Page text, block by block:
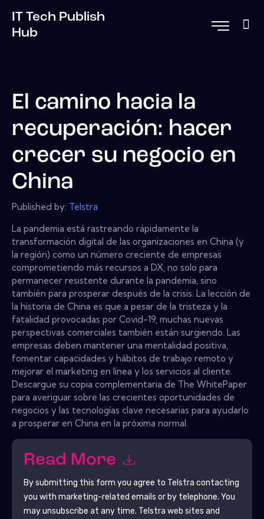
IT Tech Publish
Hub
El camino hacia la
recuperación: hacer
crecer su negocio en
China
Published by: Telstra
La pandemia está rastreando rápidamente la
transformación digital de las organizaciones en China (y
la región) como un número creciente de empresas
comprometiendo más recursos a DX, no solo para
permanecer resistente durante la pandemia, sino
también para prosperar después de la crisis. La lección de
la historia de China es que a pesar de la tristeza y la
fatalidad provocadas por Covid-19, muchas nuevas
perspectivas comerciales también están surgiendo. Las
empresas deben mantener una mentalidad positiva,
fomentar capacidades y hábitos de trabajo remoto y
mejorar el marketing en línea y los servicios al cliente.
Descargue su copia complementaria de The WhitePaper
para averiguar sobre las crecientes oportunidades de
negocios y las tecnologías clave necesarias para ayudarlo
a prosperar en China en la próxima normal.
Read More
By submitting this form you agree to Telstra contacting
you with marketing-related emails or by telephone. You
may unsubscribe at any time. Telstra web sites and